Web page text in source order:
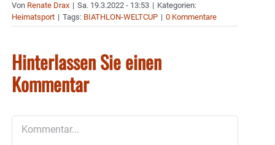
Von Renate Drax | Sa. 19.3.2022 - 13:53 | Kategorien:
Heimatsport | Tags: BIATHLON-WELTCUP | 0 Kommentare
Hinterlassen Sie einen
Kommentar